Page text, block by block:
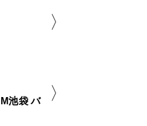
池袋 バ